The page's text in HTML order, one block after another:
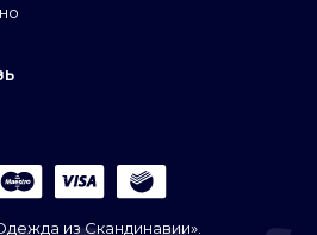
из Скандинавии».